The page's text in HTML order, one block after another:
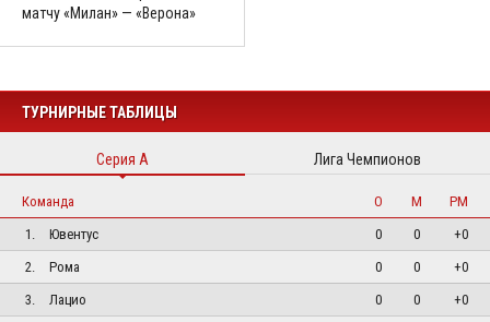
матчу «Милан» — «Верона»
ТУРНИРНЫЕ ТАБЛИЦЫ
Серия А Лига Чемпионов
Команда О М
РМ
1.
Ювентус 0 0
+0
2.
Рома 0 0
+0
3.
Лацио 0 0
+0